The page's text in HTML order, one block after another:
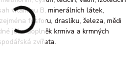
vitamínu B, minerálních látek,
fosforu, draslíku, železa, mědi
jako doplněk krmiva a krmných
zvířata.